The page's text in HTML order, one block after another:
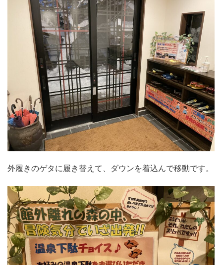
外履きのゲタに履き替えて、ダウンを着込んで移動です。